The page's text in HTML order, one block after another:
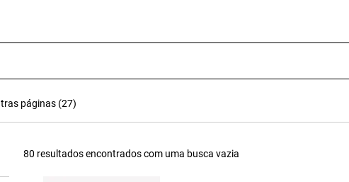
páginas (27)
80 resultados encontrados com uma busca vazia